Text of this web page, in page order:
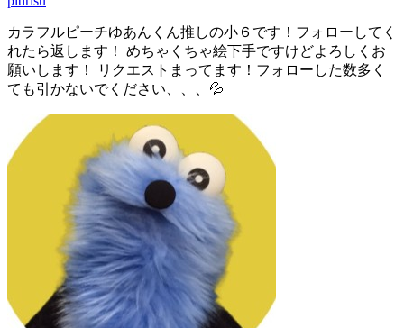
カラフルピーチゆあんくん推しの小６です！フォローしてく
れたら返します！ めちゃくちゃ絵下手ですけどよろしくお
願いします！ リクエストまってます！フォローした数多く
ても引かないでください、、、💦